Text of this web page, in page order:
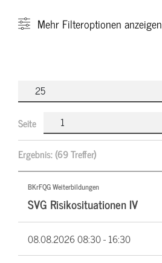
Mehr Filteroptionen anzeigen
Seite
Ergebnis:(69 Treffer)
BKrFQG Weiterbildungen
SVG Risikosituationen IV
08.08.202608:30 - 16:30